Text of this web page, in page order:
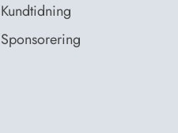
Kundtidning
Sponsorering